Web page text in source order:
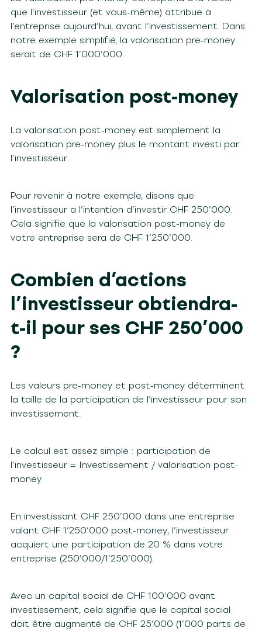
que l’investisseur (et vous-même) attribue à
l’entreprise aujourd’hui, avant l’investissement. Dans
notre exemple simplifié, la valorisation pre-money
serait de CHF 1’000’000.
Valorisation post-money
La valorisation post-money est simplement la
valorisation pre-money plus le montant investi par
l’investisseur.
Pour revenir à notre exemple, disons que
l’investisseur a l’intention d’investir CHF 250’000.
Cela signifie que la valorisation post-money de
votre entreprise sera de CHF 1’250’000.
Combien d’actions
l’investisseur obtiendra-
t-il pour ses CHF 250’000
?
Les valeurs pre-money et post-money déterminent
la taille de la participation de l’investisseur pour son
investissement.
Le calcul est assez simple : participation de
l’investisseur = Investissement / valorisation post-
money
En investissant CHF 250’000 dans une entreprise
valant CHF 1’250’000 post-money, l’investisseur
acquiert une participation de 20 % dans votre
entreprise (250’000/1’250’000).
Avec un capital social de CHF 100’000 avant
investissement, cela signifie que le capital social
doit être augmenté de CHF 25’000 (1’000 parts de